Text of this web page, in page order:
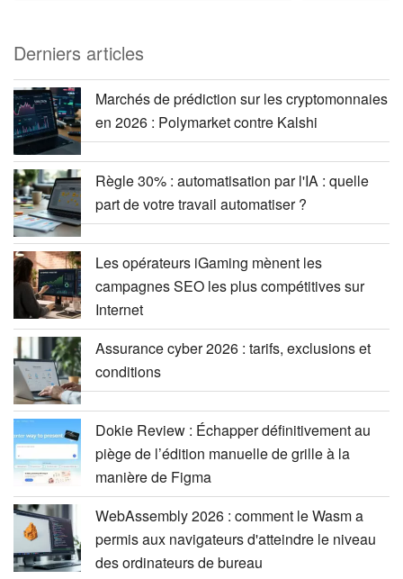
Derniers articles
Marchés de prédiction sur les cryptomonnaies
en 2026 : Polymarket contre Kalshi
Règle 30% : automatisation par l'IA : quelle
part de votre travail automatiser ?
Les opérateurs iGaming mènent les
campagnes SEO les plus compétitives sur
Internet
Assurance cyber 2026 : tarifs, exclusions et
conditions
Dokie Review : Échapper définitivement au
piège de l’édition manuelle de grille à la
manière de Figma
WebAssembly 2026 : comment le Wasm a
permis aux navigateurs d'atteindre le niveau
des ordinateurs de bureau